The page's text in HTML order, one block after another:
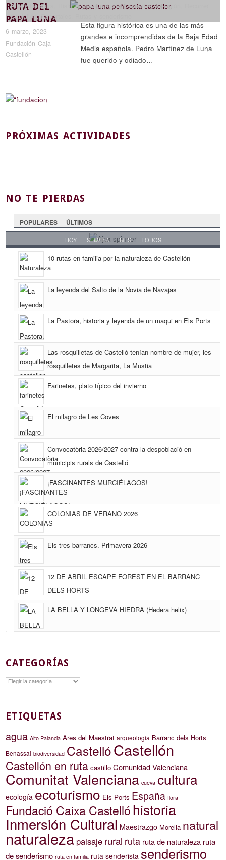
RUTA DEL
PAPA LUNA
6 marzo, 2023
Fundación Caja
Castellón
Arte y literatura Historia y arqueología,Leyendas y religión
Castellón ,Reportajes
Esta figura histórica es una de las más
grandes e incomprendidas de la Baja Edad
Media española. Pedro Martínez de Luna
fue querido y odiado…
PRÓXIMAS ACTIVIDADES
NO TE PIERDAS
POPULARES ÚLTIMOS
HOY SEMANA MES TODOS
10 rutas en familia por la naturaleza de Castellón
La leyenda del Salto de la Novia de Navajas
La Pastora, historia y leyenda de un maqui en Els Ports
Las rosquilletas de Castelló tenían nombre de mujer, les
rosquilletes de Margarita, La Mustia
Farinetes, plato típico del invierno
El milagro de Les Coves
Convocatòria 2026/2027 contra la despoblació en
municipis rurals de Castelló
¡FASCINANTES MURCIÉLAGOS!
COLONIAS DE VERANO 2026
Els tres barrancs. Primavera 2026
12 DE ABRIL ESCAPE FOREST EN EL BARRANC
DELS HORTS
LA BELLA Y LONGEVA HIEDRA (Hedera helix)
CATEGORÍAS
Categorías
ETIQUETAS
agua Alto Palancia Ares del Maestrat arqueología Barranc dels Horts
Benassal biodiversidad CastellóCastellón
Castellón en ruta castillo Comunidad Valenciana
Comunitat Valenciana cueva cultura
ecología ecoturismo Els Ports España flora
Fundació Caixa Castellóhistoria
Inmersión Cultural Maestrazgo Morella natural
naturaleza paisaje rural ruta ruta de naturaleza ruta
de senderismo ruta en familia ruta senderista senderismo